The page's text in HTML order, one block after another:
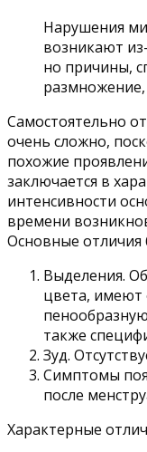
Нарушения
возникают
но причины,
Самостоятельно
очень сложно,
похожие
заключается в
интенсивности
времени
Основные отличия
Выделения.
цвета,
также
Зуд.
Симптомы
после
Характерные